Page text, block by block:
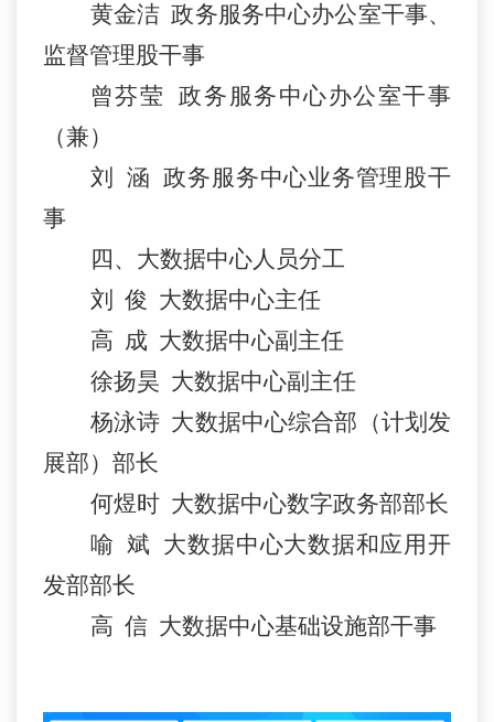
黄金洁 政务服务中心办公室干事、
监督管理股干事
曾芬莹
政务服务中心办公室干事
（兼）
刘
涵 政务服务中心业务管理股干
事
四、 大数据中心人员分工
刘
俊 大数据中心主任
高 成 大数据中心副主任
徐扬昊 大数据中心副主任
杨泳诗 大数据中心综合部（计划发
展部）部长
何煜时 大数据中心数字政务部部长
喻 斌 大数据中心大数据和应用开
发部部长
高 信 大数据中心基础设施部干事